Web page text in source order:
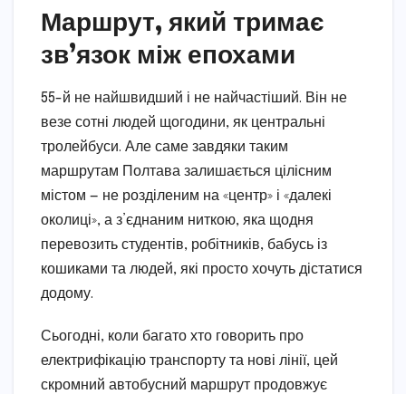
Маршрут, який тримає
зв’язок між епохами
55-й не найшвидший і не найчастіший. Він не
везе сотні людей щогодини, як центральні
тролейбуси. Але саме завдяки таким
маршрутам Полтава залишається цілісним
містом — не розділеним на «центр» і «далекі
околиці», а з’єднаним ниткою, яка щодня
перевозить студентів, робітників, бабусь із
кошиками та людей, які просто хочуть дістатися
додому.
Сьогодні, коли багато хто говорить про
електрифікацію транспорту та нові лінії, цей
скромний автобусний маршрут продовжує